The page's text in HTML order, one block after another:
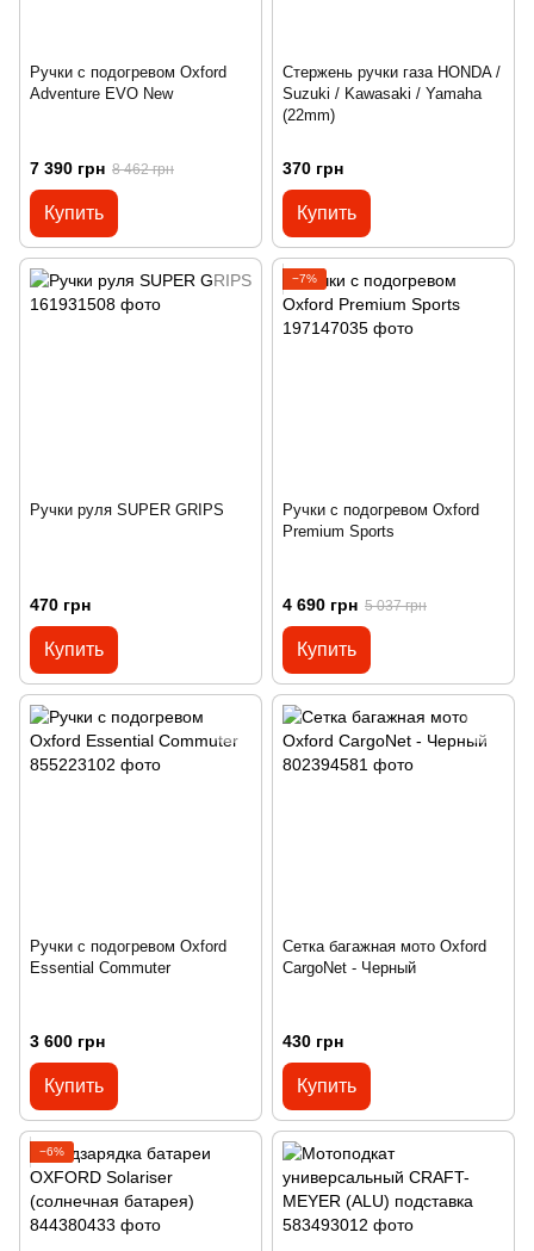
Ручки с подогревом Oxford
Adventure EVO New
7 390 грн 8 462 грн
Купить
Стержень ручки газа HONDA /
Suzuki / Kawasaki / Yamaha
(22mm)
370 грн
Купить
Ручки руля SUPER GRIPS
470 грн
Купить
−7%
Ручки с подогревом Oxford
Premium Sports
4 690 грн 5 037 грн
Купить
Ручки с подогревом Oxford
Essential Commuter
3 600 грн
Купить
Сетка багажная мото Oxford
CargoNet - Черный
430 грн
Купить
−6%